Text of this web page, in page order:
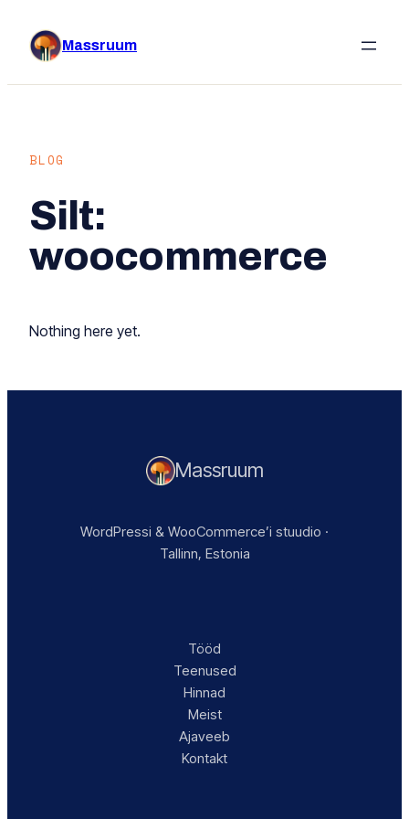
sisu
juurde
Massruum
BLOG
Silt:
woocommerce
Nothing here yet.
Massruum
WordPressi & WooCommerce’i stuudio ·
Tallinn, Estonia
Tööd
Teenused
Hinnad
Meist
Ajaveeb
Kontakt